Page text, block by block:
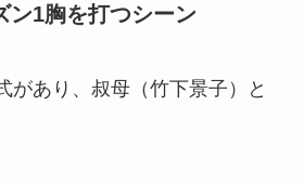
ン1胸を打つシーン
があり、叔母（竹下景子）と